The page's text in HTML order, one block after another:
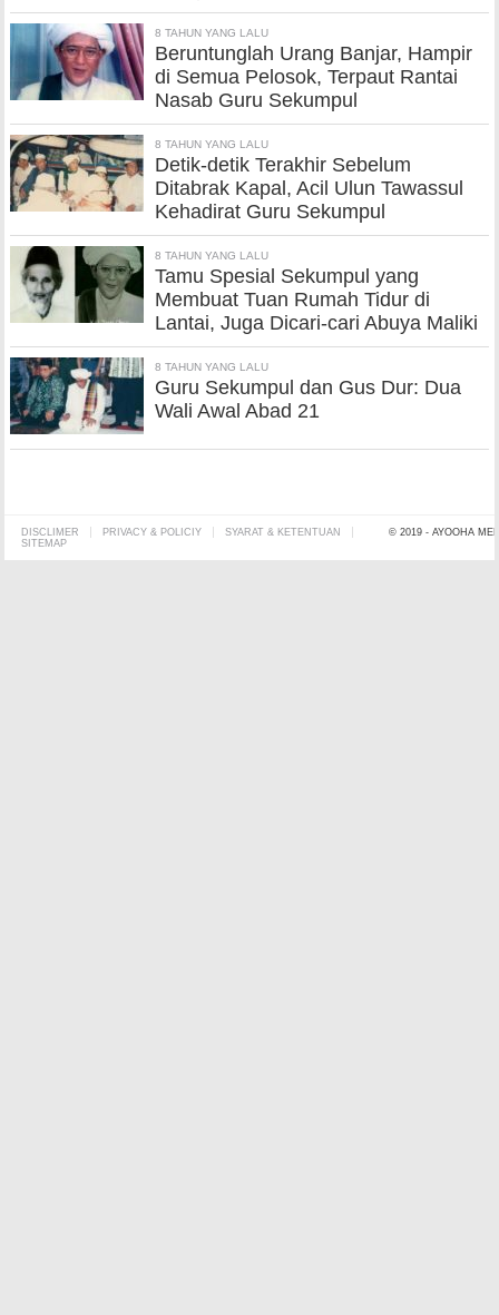
8 TAHUN YANG LALU
Beruntunglah Urang Banjar, Hampir
di Semua Pelosok, Terpaut Rantai
Nasab Guru Sekumpul
8 TAHUN YANG LALU
Detik-detik Terakhir Sebelum
Ditabrak Kapal, Acil Ulun Tawassul
Kehadirat Guru Sekumpul
8 TAHUN YANG LALU
Tamu Spesial Sekumpul yang
Membuat Tuan Rumah Tidur di
Lantai, Juga Dicari-cari Abuya Maliki
8 TAHUN YANG LALU
Guru Sekumpul dan Gus Dur: Dua
Wali Awal Abad 21
© 2019 - AYOOHA
DISCLIMER PRIVACY & POLICIY
SYARAT & KETENTUAN
SITEMAP